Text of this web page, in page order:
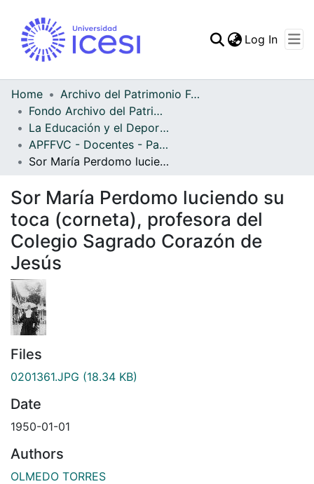
Log In
Home
Archivo del Patrimonio Fotográfico y Fílmico del Valle del Cauca
Fondo Archivo del Patrimonio Fotográfico y Fílmico del Valle del Cauca
La Educación y el Deporte
APFFVC - Docentes - Patrimonial
Sor María Perdomo luciendo su toca (corneta), profesora del Colegio Sagrado Corazón de Jesús
Sor María Perdomo luciendo su
toca (corneta), profesora del
Colegio Sagrado Corazón de
Jesús
Files
0201361.JPG (18.34 KB)
Date
1950-01-01
Authors
OLMEDO TORRES